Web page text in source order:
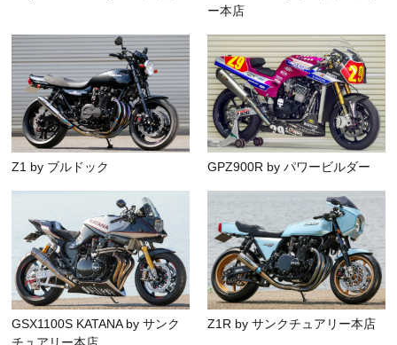
ー本店
Z1 by ブルドック GPZ900R by パワービルダー
GSX1100S KATANA by サンク
Z1R by サンクチュアリー本店